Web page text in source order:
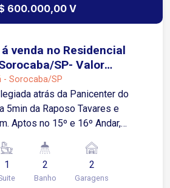
600.000,00 V
venda no Residencial
SP- Valor
R$ 600.000,00
- Sorocaba/SP
atrás da Panicenter do
5min da Raposo Tavares e
integradas, varanda grande, já
vista do pôr do sol. 2
e fixas no nível da rua.
1 2
Banho
2
Garagens